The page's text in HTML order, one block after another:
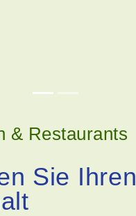
& Restaurants
Sie Ihren